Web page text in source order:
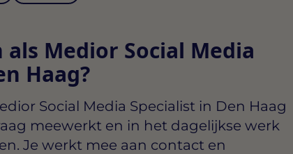
als Medior Social Media
Haag?
Social Media Specialist in Den Haag
meewerkt en in het dagelijkse werk
Je werkt mee aan contact en